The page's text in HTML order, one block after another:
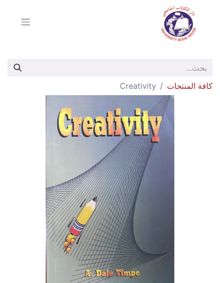
كافة المنتجات Creativity